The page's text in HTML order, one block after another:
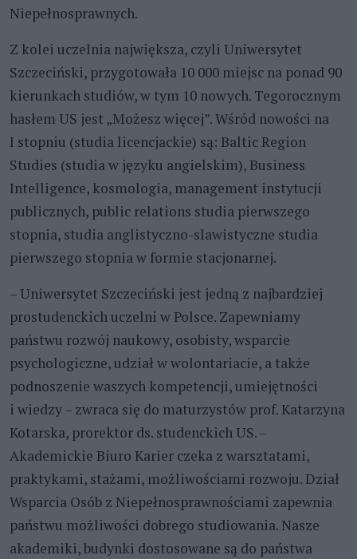
Niepełnosprawnych.
Z kolei uczelnia największa, czyli Uniwersytet
Szczeciński, przygotowała 10 000 miejsc na ponad 90
kierunkach studiów, w tym 10 nowych. Tegorocznym
hasłem US jest „Możesz więcej”. Wśród nowości na
I stopniu (studia licencjackie) są: Baltic Region
Studies (studia w języku angielskim), Business
Intelligence, kosmologia, management instytucji
publicznych, public relations studia pierwszego
stopnia, studia anglistyczno-slawistyczne studia
pierwszego stopnia w formie stacjonarnej.
– Uniwersytet Szczeciński jest jedną z najbardziej
prostudenckich uczelni w Polsce. Zapewniamy
państwu rozwój naukowy, osobisty, wsparcie
psychologiczne, udział w wolontariacie, a także
podnoszenie waszych kompetencji, umiejętności
i wiedzy – zwraca się do maturzystów prof. Katarzyna
Kotarska, prorektor ds. studenckich US. –
Akademickie Biuro Karier czeka z warsztatami,
praktykami, stażami, możliwościami rozwoju. Dział
Wsparcia Osób z Niepełnosprawnościami zapewnia
państwu możliwości dobrego studiowania. Nasze
akademiki, budynki dostosowane są do państwa